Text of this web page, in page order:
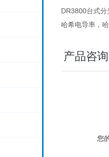
DR3800台式
哈希电导率，
产品咨询
您